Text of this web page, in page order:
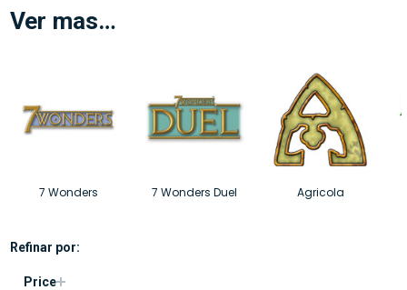
Ver mas…
7 Wonders 7 Wonders Duel Agricola
Refinar por:
Price